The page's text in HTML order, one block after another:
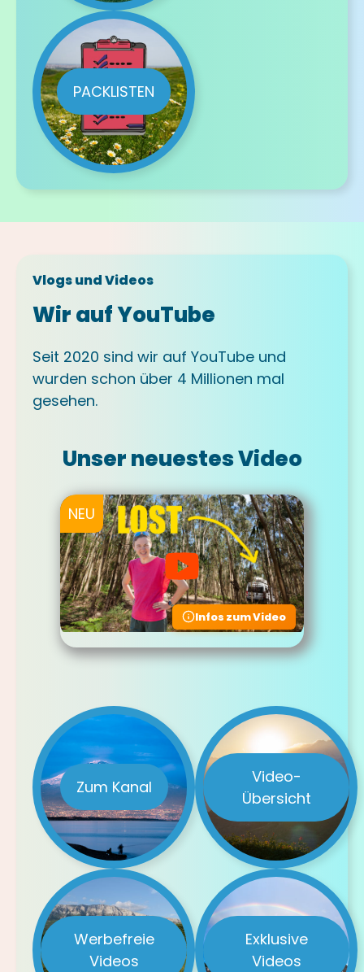
PACKLISTEN
Vlogs und Videos
Wir auf YouTube
Seit 2020 sind wir auf YouTube und
wurden schon über 4 Millionen mal
gesehen.
Unser neuestes Video
NEU
Infos zum Video
Zum Kanal
Video-
Übersicht
Werbefreie
Videos
Exklusive
Videos